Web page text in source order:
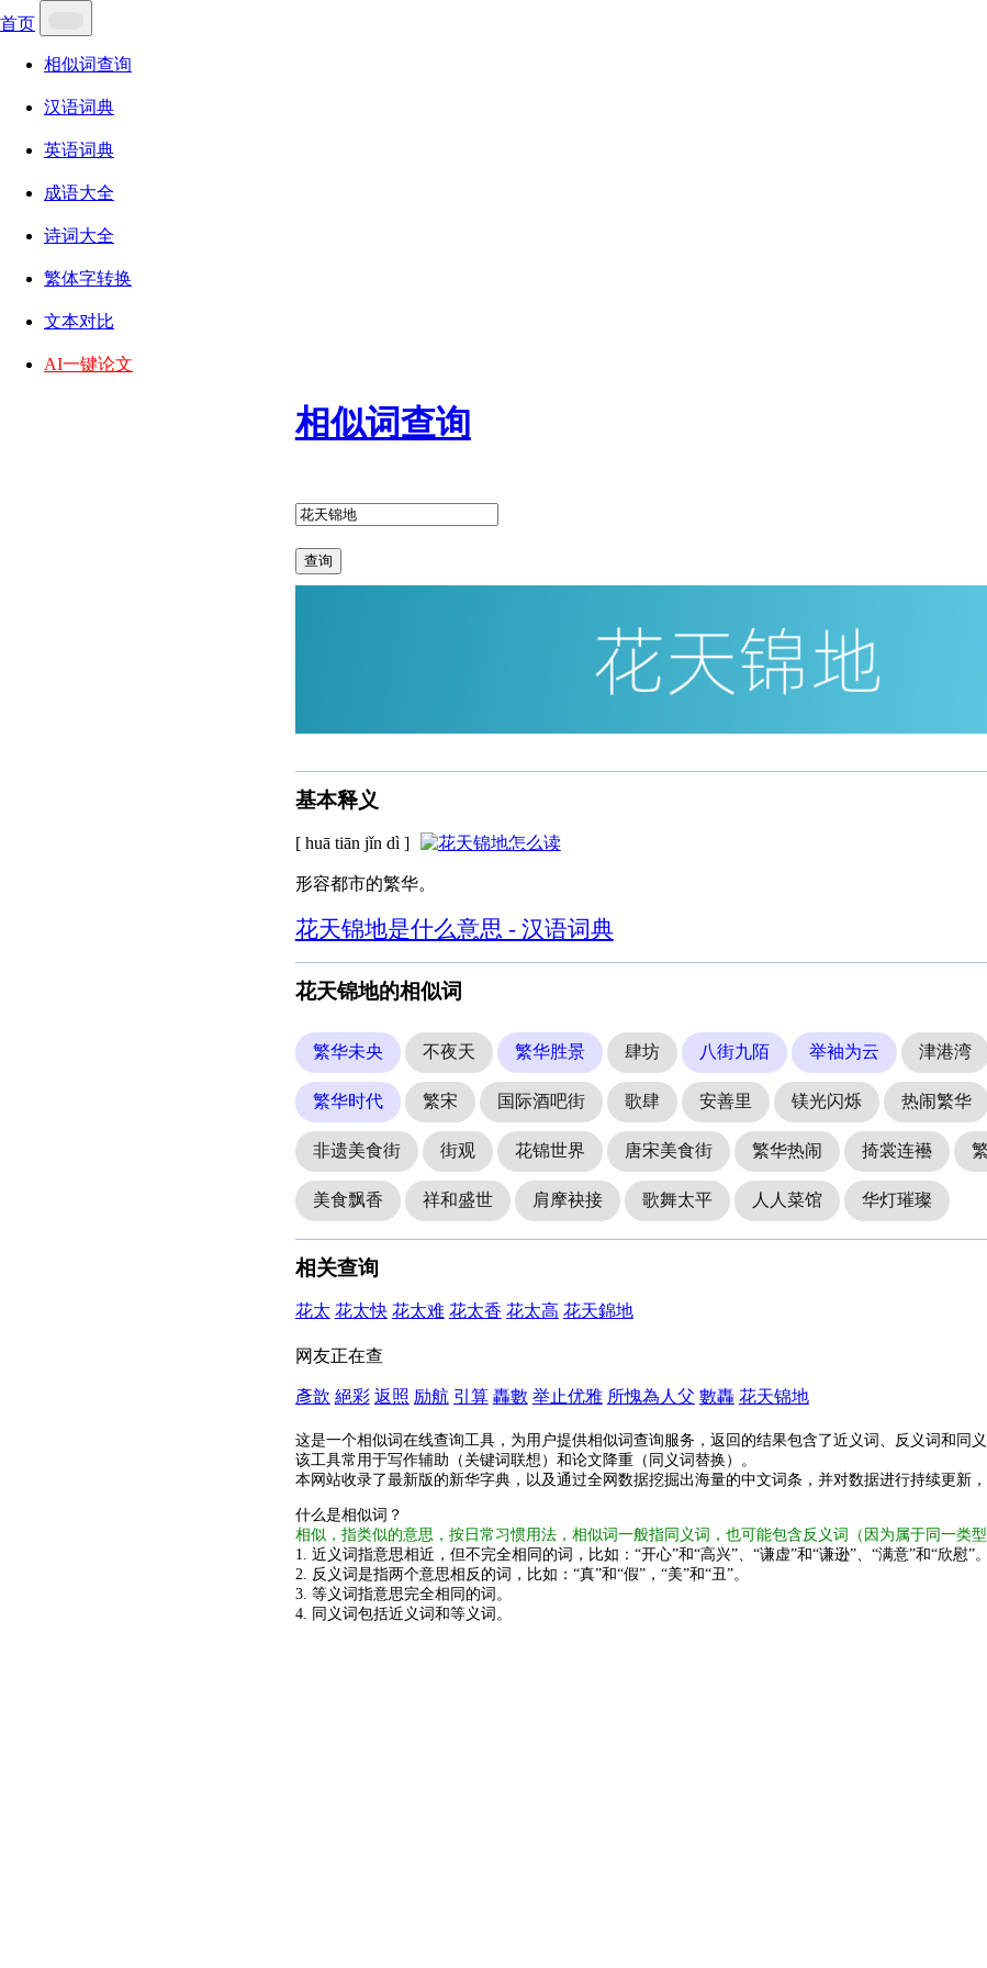
首页
相似词查询
汉语词典
英语词典
成语大全
诗词大全
繁体字转换
文本对比
AI一键论文
相似词查询
查询
基本释义
[ huā tiān jǐn dì ]
形容都市的繁华。
花天锦地是什么意思 - 汉语词典
花天锦地的相似词
繁华未央 不夜天 繁华胜景 肆坊 八街九陌 举袖为云 津港湾
繁华时代 繁宋 国际酒吧街 歌肆 安善里 镁光闪烁 热闹繁华
非遗美食街 街观 花锦世界 唐宋美食街 繁华热闹 掎裳连襼
美食飘香 祥和盛世 肩摩袂接 歌舞太平 人人菜馆 华灯璀璨
相关查询
花太 花太快 花太难 花太香 花太高 花天錦地
网友正在查
彥歆 絕彩 返照 励航 引算 轟數 举止优雅 所愧為人父 數轟 花天锦地
这是一个相似词在线查询工具，为用户提供相似词查询服务，返回的结果包含了近义词、反义词和同义
该工具常用于写作辅助（关键词联想）和论文降重（同义词替换）。
本网站收录了最新版的新华字典，以及通过全网数据挖掘出海量的中文词条，并对数据进行持续更新
什么是相似词？
相似，指类似的意思，按日常习惯用法，相似词一般指同义词，也可能包含反义词（因为属于同一类型
1. 近义词指意思相近，但不完全相同的词，比如：“开心”和“高兴”、“谦虚”和“谦逊”、“满意”和“欣慰”。
2. 反义词是指两个意思相反的词，比如：“真”和“假”，“美”和“丑”。
3. 等义词指意思完全相同的词。
4. 同义词包括近义词和等义词。